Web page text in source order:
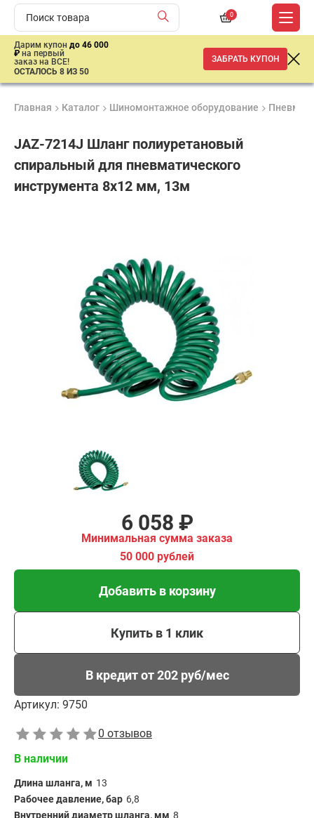
0
Дарим купон до 46 000
₽ на первый
заказ на ВСЕ!
ОСТАЛОСЬ 8 ИЗ 50
ЗАБРАТЬ КУПОН
Главная Каталог Шиномонтажное оборудование
JAZ-7214J Шланг полиуретановый
спиральный для пневматического
инструмента 8х12 мм, 13м
6 058 ₽
Минимальная сумма заказа
50 000 рублей
Добавить в корзину
Купить в 1 клик
В кредит от 202 руб/мес
Артикул: 9750
0 отзывов
В наличии
Длина шланга, м 13
Рабочее давление, бар 6,8
Внутренний диаметр шланга, мм 8
Купить в 1 клик
В кредит от 202 руб/